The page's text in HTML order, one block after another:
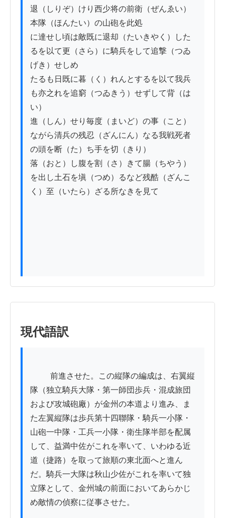
退（しりぞ）けり西少将の前衛（ぜんゑい）
本隊（ほんたい）の山砲を此処
に達せし頃は敵既に退却（たいきやく）した
るを以て更（さら）に騎兵をして追撃（つゐ
げき）せしめ
たるも日既に暮（く）れんとするを以て我兵
も亦之れを追窮（つゐきう）せずして背（は
い）
進（しん）せり毎度（まいど）の事（こと）
ながら清兵の残忍（ざんにん）なる我戦死者
の頭を断（た）ち手を切（きり）
落（おと）し腹を割（さ）きて腸（ちやう）
を出し土石を塡（つめ）るなど残酷（ざんこ
く）至（いたら）ざる所なきを見て
現代語訳
隊（独立騎兵大隊・第一師団歩兵・混成旅団
および攻城砲廠）が金州の本道より進み、ま
た左翼縦隊は歩兵第十四聯隊・騎兵一小隊・
山砲一中隊・工兵一小隊・衛生隊半部を配属
して、益満中佐がこれを率いて、いわゆる近
道（捷路）を取って旅順の東北面へと進ん
だ。騎兵一大隊は秋山少佐がこれを率いて独
立隊として、金州城の前面においてあらかじ
め敵情の偵察に従事させた。